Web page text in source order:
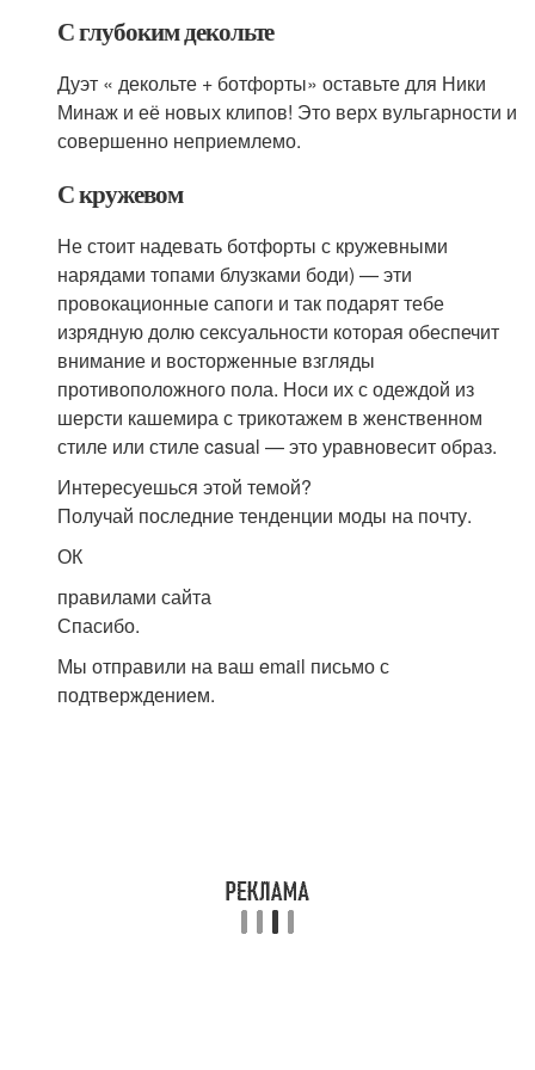
С глубоким декольте
Дуэт « декольте + ботфорты» оставьте для Ники
Минаж и её новых клипов! Это верх вульгарности и
совершенно неприемлемо.
С кружевом
Не стоит надевать ботфорты с кружевными
нарядами топами блузками боди) — эти
провокационные сапоги и так подарят тебе
изрядную долю сексуальности которая обеспечит
внимание и восторженные взгляды
противоположного пола. Носи их с одеждой из
шерсти кашемира с трикотажем в женственном
стиле или стиле casual — это уравновесит образ.
Интересуешься этой темой?
Получай последние тенденции моды на почту.
ОК
правилами сайта
Спасибо.
Мы отправили на ваш email письмо с
подтверждением.